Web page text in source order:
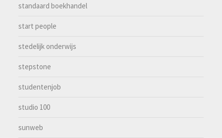
standaard boekhandel
start people
stedelijk onderwijs
stepstone
studentenjob
studio 100
sunweb